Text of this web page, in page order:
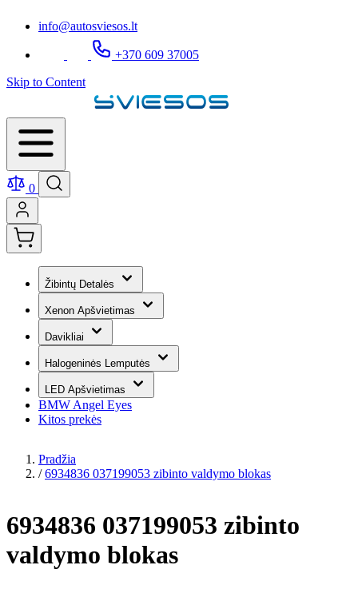
info@autosviesos.lt
+370 609 37005
Skip to Content
0
Žibintų Detalės
Xenon Apšvietimas
Davikliai
Halogeninės Lemputės
LED Apšvietimas
BMW Angel Eyes
Kitos prekės
Pradžia
/ 6934836 037199053 zibinto valdymo blokas
6934836 037199053 zibinto
valdymo blokas